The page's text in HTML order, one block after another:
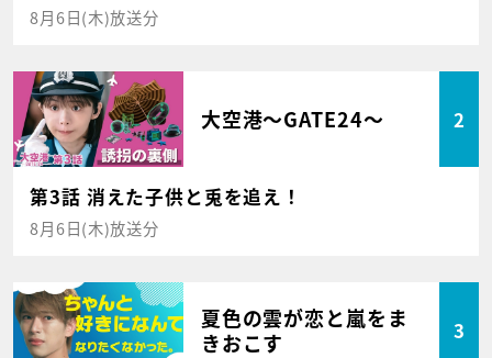
8月6日(木)放送分
大空港～GATE24～ 2
第3話 消えた子供と兎を追え！
8月6日(木)放送分
夏色の雲が恋と嵐をま
きおこす
3